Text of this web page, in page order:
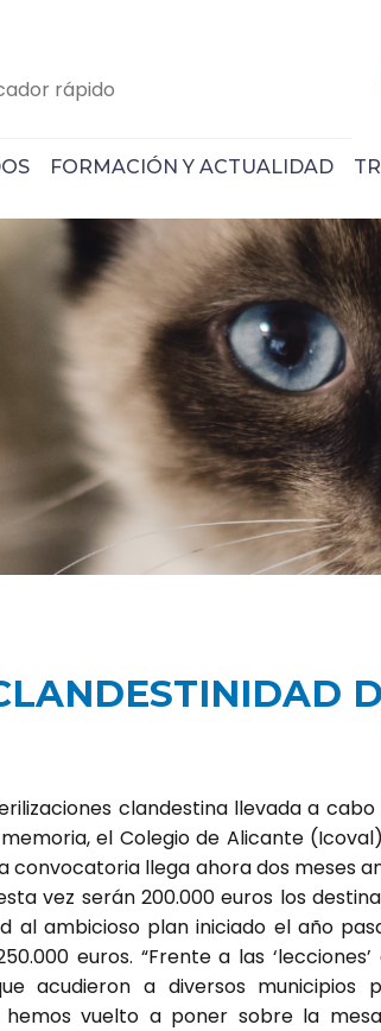
FORMACIÓN Y ACTUALIDAD
clandestina llevada a
el Colegio de Alicante
convocatoria llega ahora dos meses
vez serán 200.000 euros los
ambicioso plan iniciado el año
euros. “Frente a las ‘lecciones’
acudieron a diversos municipios
hemos vuelto a poner sobre la